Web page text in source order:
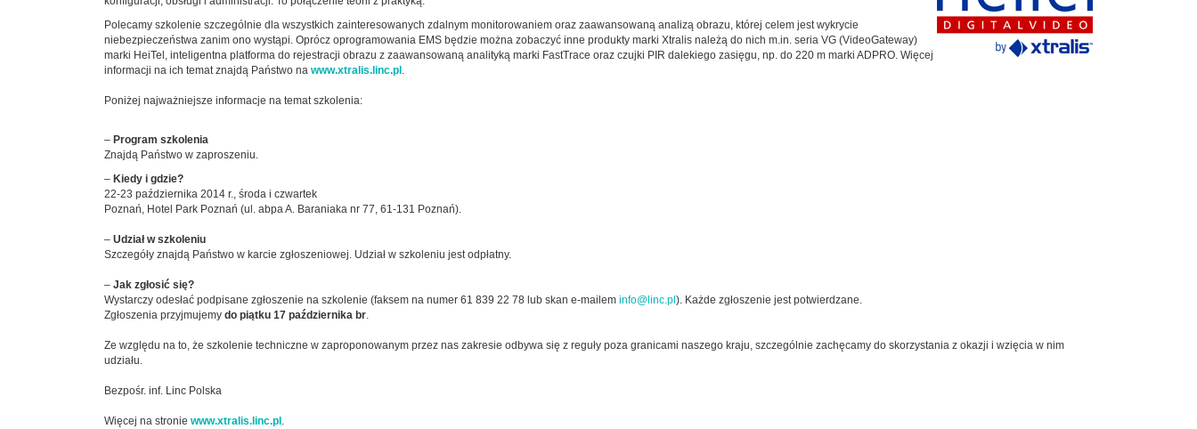
Polecamy szkolenie szczególnie dla wszystkich zainteresowanych zdalnym monitorowaniem oraz zaawansowaną analizą obrazu, której celem jest wykrycie
niebezpieczeństwa zanim ono wystąpi. Oprócz oprogramowania EMS będzie można zobaczyć inne produkty marki Xtralis należą do nich m.in. seria VG (VideoGateway)
marki HeiTel, inteligentna platforma do rejestracji obrazu z zaawansowaną analityką marki FastTrace oraz czujki PIR dalekiego zasięgu, np. do 220 m marki ADPRO. Więcej
informacji na ich temat znajdą Państwo na www.xtralis.linc.pl .
Poniżej najważniejsze informacje na temat szkolenia:
– Program szkolenia
Znajdą Państwo w zaproszeniu.
– Kiedy i gdzie?
22-23 października 2014 r., środa i czwartek
Poznań, Hotel Park Poznań (ul. abpa A. Baraniaka nr 77, 61-131 Poznań).
– Udział w szkoleniu
Szczegóły znajdą Państwo w karcie zgłoszeniowej. Udział w szkoleniu jest odpłatny.
– Jak zgłosić się?
Wystarczy odesłać podpisane zgłoszenie na szkolenie (faksem na numer 61 839 22 78 lub skan e-mailem info@linc.pl ). Każde zgłoszenie jest potwierdzane.
Zgłoszenia przyjmujemy do piątku 17 października br.
Ze względu na to, że szkolenie techniczne w zaproponowanym przez nas zakresie odbywa się z reguły poza granicami naszego kraju, szczególnie zachęcamy do skorzystania z okazji i wzięcia w nim
udziału.
Bezpośr. inf. Linc Polska
Więcej na stronie www.xtralis.linc.pl .